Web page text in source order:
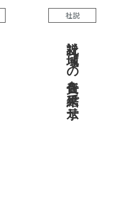
社説
社説 地域への責任を結果で示せ